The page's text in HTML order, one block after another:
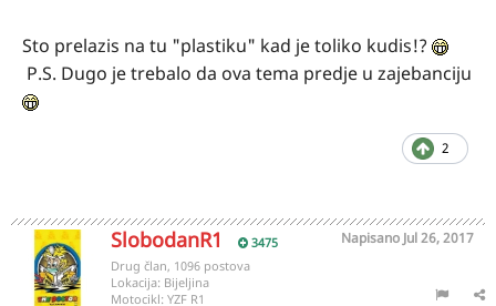
Sto prelazis na tu "plastiku" kad je toliko kudis!?
P.S. Dugo je trebalo da ova tema predje u zajebanciju
2
SlobodanR1 3475 Napisano Jul 26, 2017
Drug član, 1096 postova
Lokacija: Bijeljina
Motocikl: YZF R1